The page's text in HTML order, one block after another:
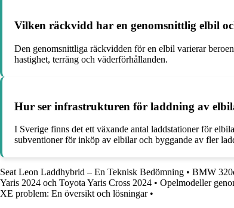
Vilken räckvidd har en genomsnittlig elbil
Den genomsnittliga räckvidden för en elbil varierar
hastighet, terräng och väderförhållanden.
Hur ser infrastrukturen för laddning av
I Sverige finns det ett växande antal laddstationer för
subventioner för inköp av elbilar och byggande av fler
Seat Leon Laddhybrid – En Teknisk Bedömning • BMW
Yaris 2024 och Toyota Yaris Cross 2024 • Opelmodeller
XE problem: En översikt och lösningar•